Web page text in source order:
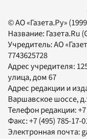
© АО «Газета.Ру»
Название: Газета.Ru
Учредитель:АО
7743625728
Адрес учредителя:
улица, дом 67
Адрес редакции и
Варшавское шоссе,
Телефон редакции:
Факс:+7 (495) 785-17-
Электронная почта: